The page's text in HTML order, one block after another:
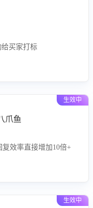
给买家打标
生效中
爪鱼
效率直接增加10倍+
生效中